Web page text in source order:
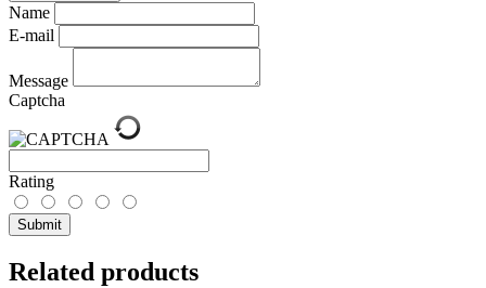
Name
E-mail
Message
Captcha
Rating
Submit
Related products